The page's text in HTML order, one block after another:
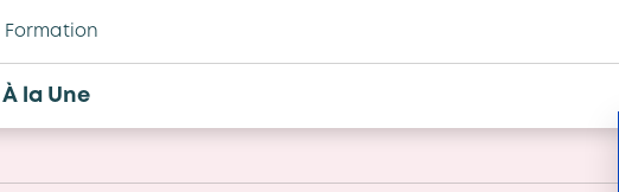
Formation
À la Une